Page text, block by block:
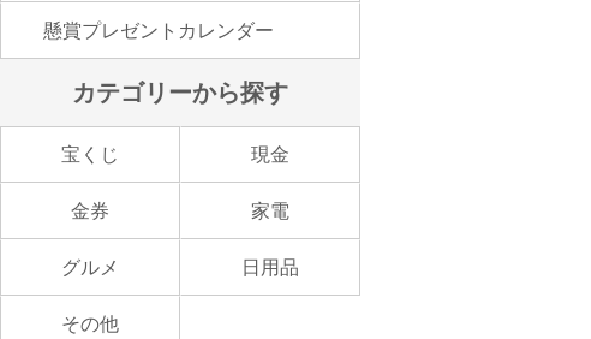
懸賞プレゼントカレンダー
カテゴリーから探す
宝くじ 現金
金券 家電
グルメ 日用品
その他